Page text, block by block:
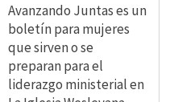
Avanzando Juntas es un
boletín para mujeres
que sirven o se
preparan para el
liderazgo ministerial en